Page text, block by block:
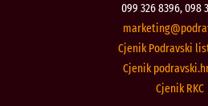
099 326 8396, 098
@gnitekram
Cjenik Podravski
Cjenik
Cjenik RKC